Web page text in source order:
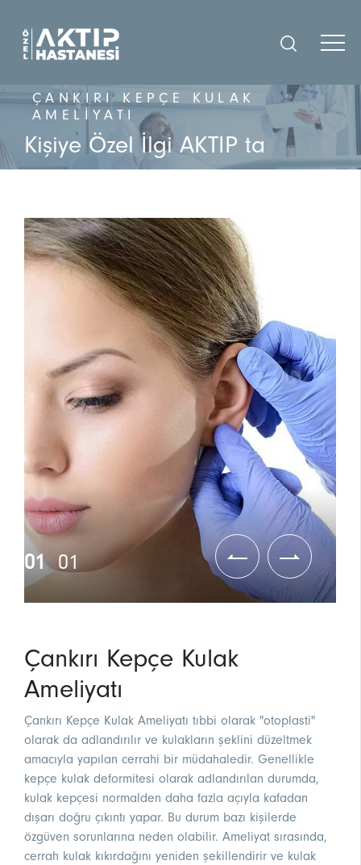
ÇANKIRI KEPÇE KULAK
AMELIYATI
Kişiye Özel İlgi AKTIP ta
01 / 01
Çankırı Kepçe Kulak
Ameliyatı
Çankırı Kepçe Kulak Ameliyatı tıbbi olarak "otoplasti"
olarak da adlandırılır ve kulakların şeklini düzeltmek
amacıyla yapılan cerrahi bir müdahaledir. Genellikle
kepçe kulak deformitesi olarak adlandırılan durumda,
kulak kepçesi normalden daha fazla açıyla kafadan
dışarı doğru çıkıntı yapar. Bu durum bazı kişilerde
özgüven sorunlarına neden olabilir. Ameliyat sırasında,
cerrah kulak kıkırdağını yeniden şekillendirir ve kulak